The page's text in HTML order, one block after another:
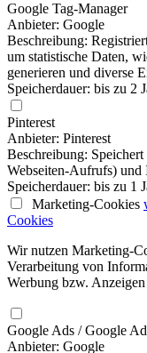
Google Tag-Manager
Anbieter: Google
Beschreibung:
um statistische Daten,
generieren und diverse
Speicherdauer: bis zu 2
Pinterest
Anbieter: Pinterest
Beschreibung:
Webseiten-Aufrufs) und
Speicherdauer: bis zu 1
Marketing-Cookies
Cookies
Wir nutzen Marketing-
Verarbeitung von
Werbung bzw.
Google Ads / Google
Anbieter: Google